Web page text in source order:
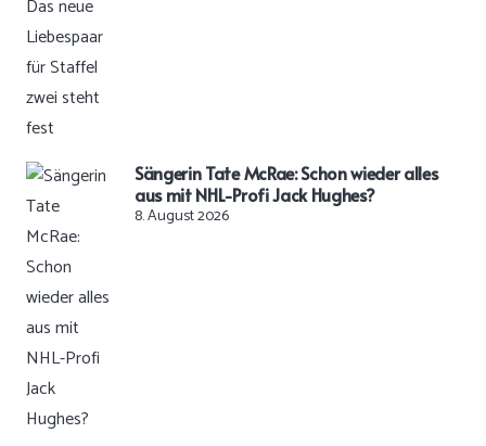
Sängerin Tate McRae: Schon wieder alles
aus mit NHL-Profi Jack Hughes?
8. August 2026